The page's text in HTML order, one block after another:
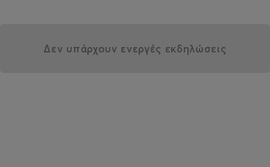
Δεν υπάρχουν ενεργές εκδηλώσεις